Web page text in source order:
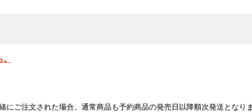
にご注文された場合、通常商品も予約商品の発売日以降順次発送となりま